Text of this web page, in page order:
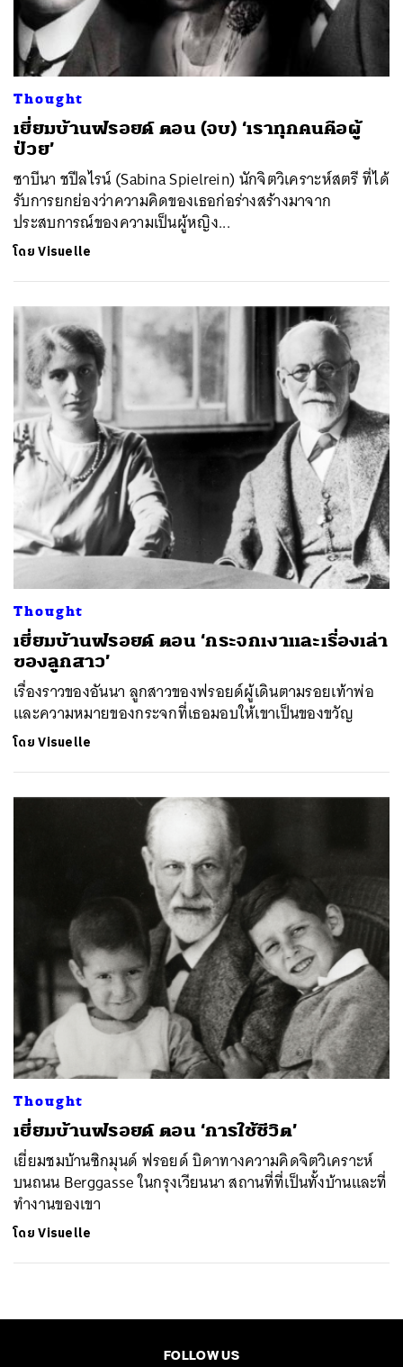
Thought
เยี่ยมบ้านฟรอยด์ ตอน (จบ)​ ‘เราทุกคนคือผู้
ป่วย’
ซาบีนา ชปีลไรน์ (Sabina Spielrein) นักจิตวิเคราะห์สตรี ที่ได้
รับการยกย่องว่าความคิดของเธอก่อร่างสร้างมาจาก
ประสบการณ์ของความเป็นผู้หญิง...
โดยVisuelle
Thought
เยี่ยมบ้านฟรอยด์ ตอน ‘กระจกเงาและเรื่องเล่า
ของลูกสาว’
เรื่องราวของอันนา ลูกสาวของฟรอยด์ผู้เดินตามรอยเท้าพ่อ
และความหมายของกระจกที่เธอมอบให้เขาเป็นของขวัญ
โดยVisuelle
Thought
เยี่ยมบ้านฟรอยด์ ตอน ‘การใช้ชีวิต’
เยี่ยมชมบ้านซิกมุนด์ ฟรอยด์ บิดาทางความคิดจิตวิเคราะห์
บนถนน Berggasse ในกรุงเวียนนา สถานที่ที่เป็นทั้งบ้านและที่
ทำงานของเขา
โดยVisuelle
FOLLOW US